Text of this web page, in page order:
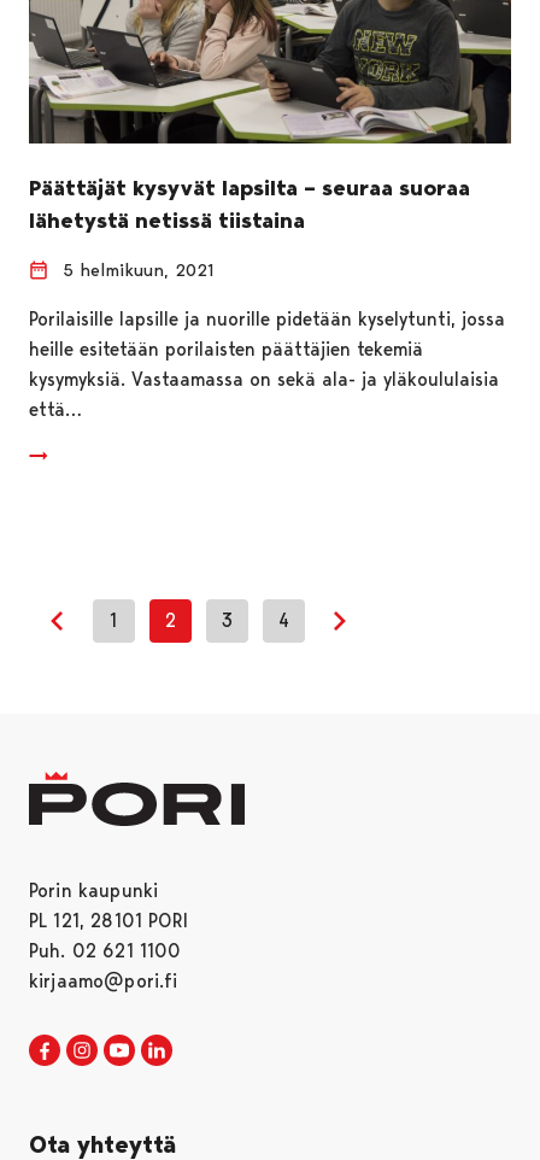
Päättäjät kysyvät lapsilta – seuraa suoraa
lähetystä netissä tiistaina
5 helmikuun, 2021
Porilaisille lapsille ja nuorille pidetään kyselytunti, jossa
heille esitetään porilaisten päättäjien tekemiä
kysymyksiä. Vastaamassa on sekä ala- ja yläkoululaisia
että…
Edellinen sivu
1 2 3 4
Porin kaupunki
PL 121, 28101 PORI
Puh. 02 621 1100
kirjaamo@pori.fi
Porin kaupunki Facebookissa
Avautuu uudessa välilehdessä
Porin kaupunki Instagramissa
Avautuu uudessa välilehdessä
Porin kaupunki Youtubessa
Avautuu uudessa välilehdessä
Ota yhteyttä